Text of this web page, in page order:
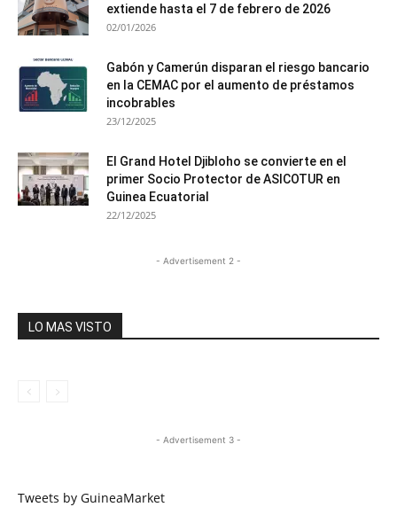
extiende hasta el 7 de febrero de 2026
02/01/2026
Gabón y Camerún disparan el riesgo bancario
en la CEMAC por el aumento de préstamos
incobrables
23/12/2025
El Grand Hotel Djibloho se convierte en el
primer Socio Protector de ASICOTUR en
Guinea Ecuatorial
22/12/2025
- Advertisement 2 -
LO MAS VISTO
- Advertisement 3 -
Tweets by GuineaMarket